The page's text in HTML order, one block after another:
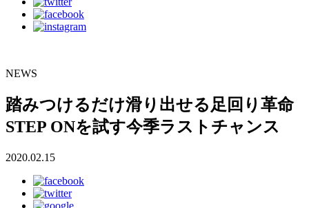
NEWS
踏みつけるだけ滑り出せる足回り革命
STEP ONを試す今季ラストチャンス
2020.02.15